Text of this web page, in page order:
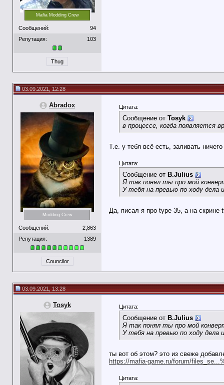
Mafia Modding Crew
Сообщений:
94
Репутация:
103
Thug
03.09.2021, 12:28
Abradox
Modding Crew
Сообщений:
2,863
Репутация:
1389
Councilor
Цитата:
Сообщение от Tosyk
в процессе, когда появляется
Т.е. у тебя всё есть, заливать
Цитата:
Сообщение от B.Julius
Я так понял ты про мой
У тебя на превью по ходу дела
Да, писал я про type 35, а на скрине
03.09.2021, 13:28
Tosyk Цитата:
Сообщение от B.Julius
Я так понял ты про мой
У тебя на превью по ходу дела
ты вот об этом? это из свеже
https://mafia-game.ru/forum/
Цитата: